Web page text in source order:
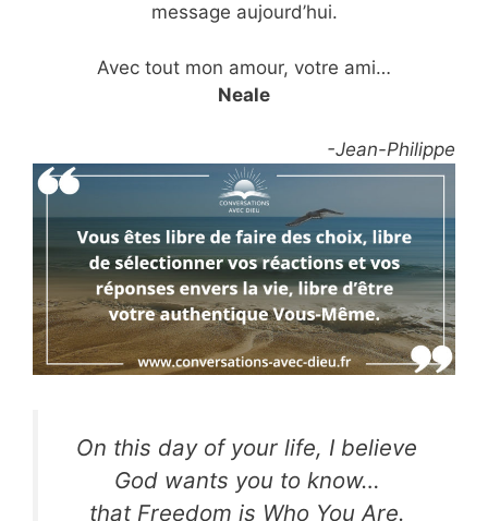
message aujourd’hui.
Avec tout mon amour, votre ami…
Neale
-Jean-Philippe
On this day of your life, I believe
God wants you to know…
that Freedom is Who You Are.